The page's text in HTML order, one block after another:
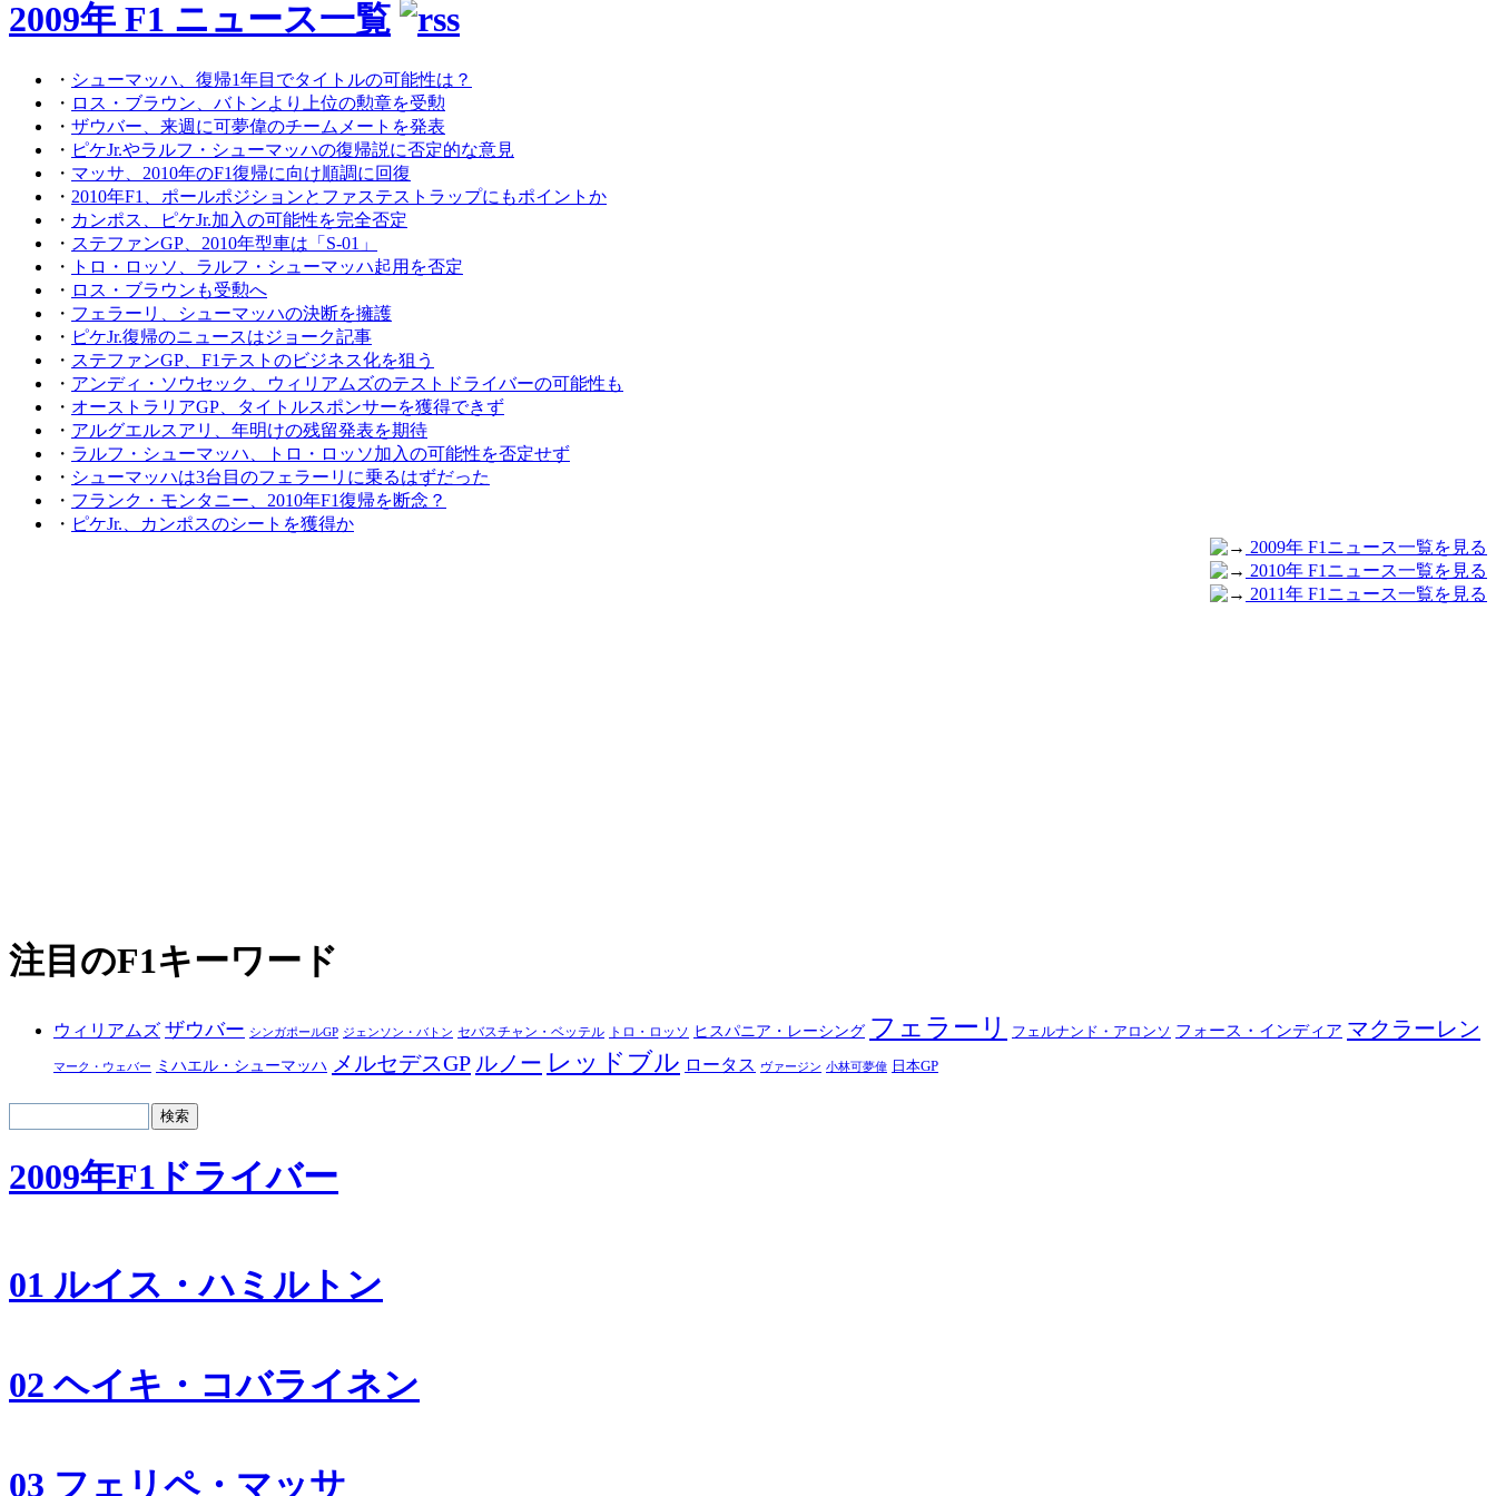
2009年 F1 ニュース一覧
・ シューマッハ、復帰1年目でタイトルの可能性は？
・ ロス・ブラウン、バトンより上位の勲章を受勲
・ ザウバー、来週に可夢偉のチームメートを発表
・ ピケJr.やラルフ・シューマッハの復帰説に否定的な意見
・ マッサ、2010年のF1復帰に向け順調に回復
・ 2010年F1、ポールポジションとファステストラップにもポイントか
・ カンポス、ピケJr.加入の可能性を完全否定
・ ステファンGP、2010年型車は「S-01」
・
トロ・ロッソ、ラルフ・シューマッハ起用を否定
・ ロス・ブラウンも受勲へ
・ フェラーリ、シューマッハの決断を擁護
・ ピケJr.復帰のニュースはジョーク記事
・ ステファンGP、F1テストのビジネス化を狙う
・ アンディ・ソウセック、ウィリアムズのテストドライバーの可能性も
・ オーストラリアGP、タイトルスポンサーを獲得できず
・ アルグエルスアリ、年明けの残留発表を期待
・ ラルフ・シューマッハ、トロ・ロッソ加入の可能性を否定せず
・ シューマッハは3台目のフェラーリに乗るはずだった
・ フランク・モンタニー、2010年F1復帰を断念？
・ ピケJr.、カンポスのシートを獲得か
2009年 F1ニュース一覧を見る
2010年 F1ニュース一覧を見る
2011年 F1ニュース一覧を見る
注目のF1キーワード
ウィリアムズ ザウバー シンガポールGP ジェンソン・バトン セバスチャン・ベッテル トロ・ロッソ ヒスパニア・レーシング フェラーリ フェルナンド・アロンソ フォース・インディア マクラーレン
マーク・ウェバー ミハエル・シューマッハ メルセデスGP ルノー レッドブル ロータス ヴァージン 小林可夢偉 日本GP
2009年F1ドライバー
01 ルイス・ハミルトン
02 ヘイキ・コバライネン
03 フェリペ・マッサ